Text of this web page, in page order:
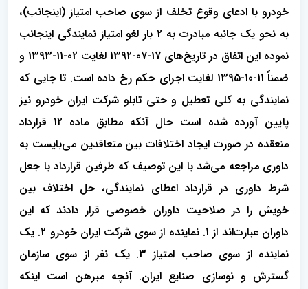
خودرو با ادعای وقوع تخلف از سوی صاحب امتیاز (اینجانب)،
به نحو یک جانبه مبادرت به ۲ بار لغو امتیاز نمایندگی اینجانب
نموده این اتفاق در تاریخ‌های 17-07-1392 لغایت 02-11-1393 و
ضمناً 11-10-1395 لغایت اجرای حکم رخ داده است. تا جایی که
نمایندگی به کلی تعطیل و حتی تابلو شرکت ایران خودرو نیز
پایین آورده شده است حال آنکه مطابق ماده ۱۲ قرارداد
منعقده در صورت ایجاد اختلافات بین متعاقدین می‌بایست به
داوری مراجعه می‌شد با این توصیف که طرفین قرارداد با جعل
شرط داوری در قرارداد اعطای نمایندگی، حل اختلاف بین
خویش را در صلاحیت داوران خصوصی قرار دادند که این
داوران عبارت‌اند از 1. نماینده از سوی شرکت ایران خودرو 2. یک
نماینده از سوی صاحب امتیاز 3. یک نفر از سوی سازمان
گسترش و نوسازی صنایع ایران. آنچه مبرهن است اینکه